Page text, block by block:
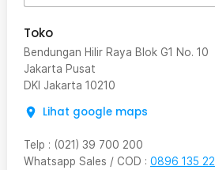
Toko
Bendungan Hilir Raya Blok G1 No. 10
Jakarta Pusat
DKI Jakarta 10210
Lihat google maps
Telp : (021) 39 700 200
Whatsapp Sales / COD : 0896 135